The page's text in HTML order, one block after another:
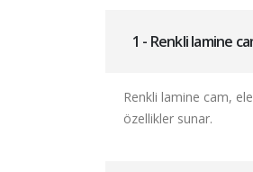
1 - Renkli lamine
Renkli lamine cam,
özellikler sunar.